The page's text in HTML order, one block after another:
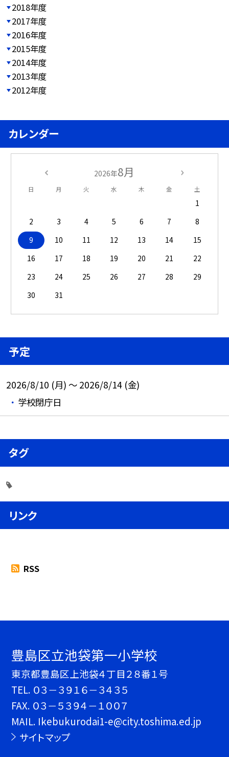
2018年度
2017年度
2016年度
2015年度
2014年度
2013年度
2012年度
カレンダー
2026年8月
日 月 火 水 木 金 土
1
2
3 4 5 6 7
8
9
10 11 12 13 14
15
16
17 18 19 20 21
22
23
24 25 26 27 28
29
30
31
予定
2026/8/10 (月) ～ 2026/8/14 (金)
学校閉庁日
タグ
リンク
RSS
豊島区立池袋第一小学校
東京都豊島区上池袋４丁目２８番１号
TEL. ０３－３９１６－３４３５
FAX. ０３－５３９４－１００７
MAIL. Ikebukurodai1-e@city.toshima.ed.jp
サイトマップ